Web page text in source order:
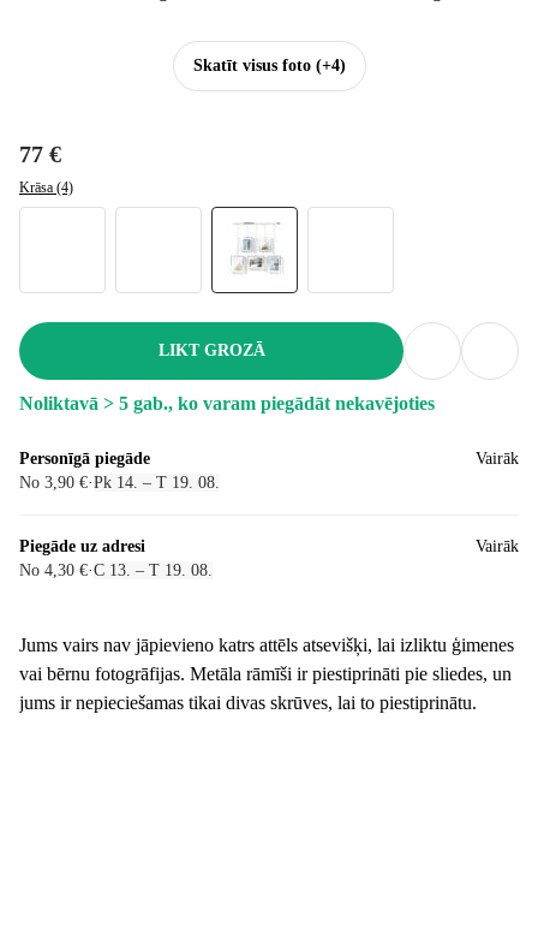
Skatīt visus foto(+4)
77 €
Krāsa (4)
LIKT GROZĀ
Noliktavā > 5 gab., ko varam piegādāt nekavējoties
Personīgā piegāde
No 3,90 €·Pk 14. – T 19. 08.
Vairāk
Piegāde uz adresi
No 4,30 €·C 13. – T 19. 08.
Vairāk
Jums vairs nav jāpievieno katrs attēls atsevišķi, lai izliktu ģimenes
vai bērnu fotogrāfijas. Metāla rāmīši ir piestiprināti pie sliedes, un
jums ir nepieciešamas tikai divas skrūves, lai to piestiprinātu.